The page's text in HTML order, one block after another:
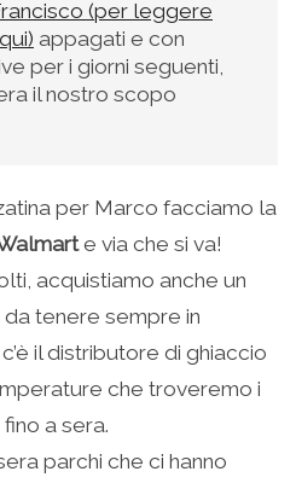
(per leggere
appagati e con
per i giorni seguenti,
il nostro scopo
per Marco facciamo la
e via che si va!
acquistiamo anche un
tenere sempre in
il distributore di ghiaccio
che troveremo i
a sera.
parchi che ci hanno